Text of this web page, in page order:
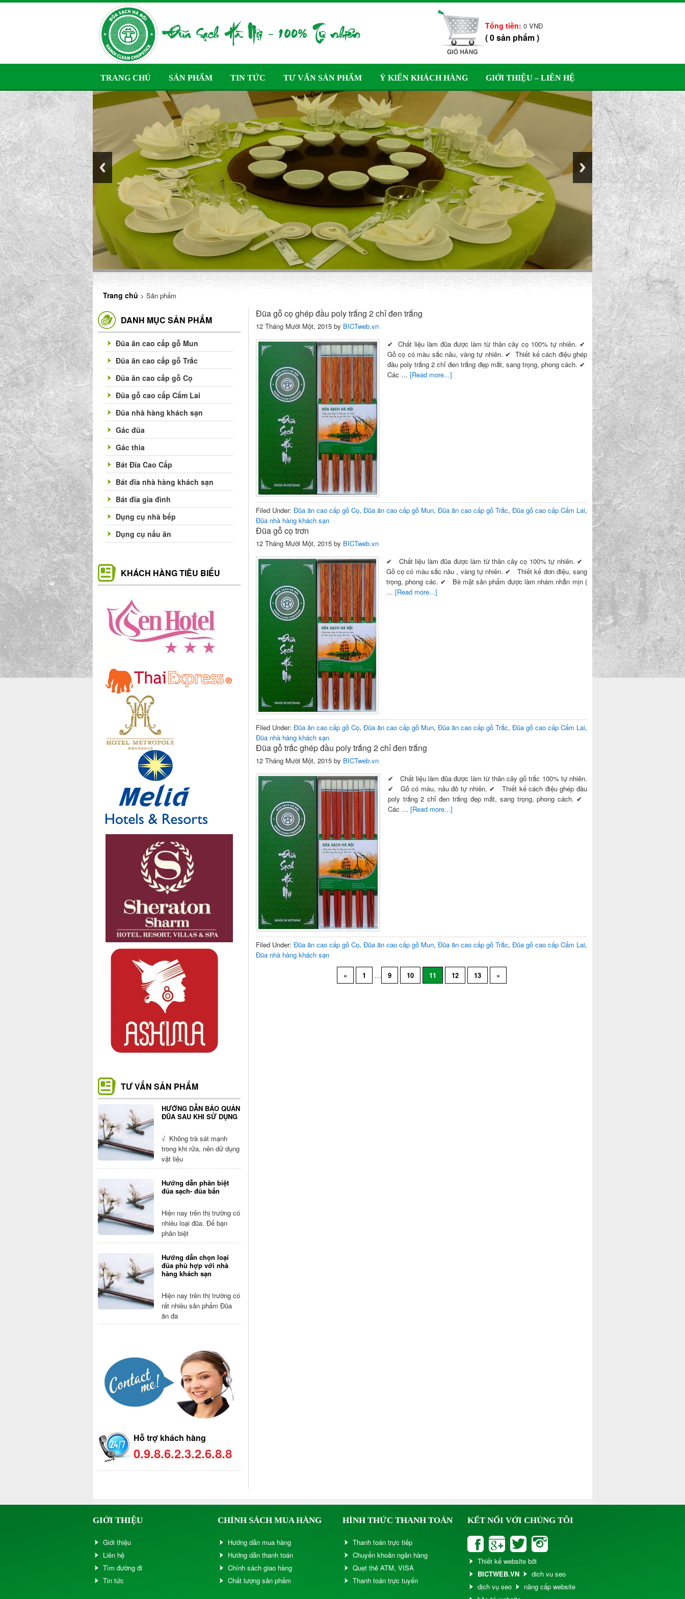
Tổng tiền: 0 VNĐ
(0sản phẩm)
TRANG CHỦ SẢN PHẨM TIN TỨC TƯ VẤN SẢN PHẨM Ý KIẾN KHÁCH HÀNG GIỚI THIỆU – LIÊN HỆ
Trang chủ > Sản phẩm
Đũa gỗ cọ ghép đầu poly trắng 2 chỉ đen trắng
12 Tháng Mười Một, 2015 by BICTweb.vn
✔ Chất liệu làm đũa được làm từ thân cây cọ 100% tự nhiên. ✔
Gỗ cọ có màu sắc nâu, vàng tự nhiên. ✔ Thiết kế cách điệu ghép
đầu poly trắng 2 chỉ đen trắng đẹp mắt, sang trọng, phong cách. ✔
Các … [Read more...]
Filed Under: Đũa ăn cao cấp gỗ Cọ, Đũa ăn cao cấp gỗ Mun, Đũa ăn cao cấp gỗ Trắc, Đũa gỗ cao cấp Cẩm Lai,
Đũa nhà hàng khách sạn
Đũa gỗ cọ trơn
12 Tháng Mười Một, 2015 by BICTweb.vn
✔ Chất liệu làm đũa được làm từ thân cây cọ 100% tự nhiên. ✔
Gỗ cọ có màu sắc nâu , vàng tự nhiên. ✔ Thiết kế đơn điệu, sang
trọng, phong các. ✔ Bề mặt sản phẩm được làm nhám nhẵn mịn (
… [Read more...]
Filed Under: Đũa ăn cao cấp gỗ Cọ, Đũa ăn cao cấp gỗ Mun, Đũa ăn cao cấp gỗ Trắc, Đũa gỗ cao cấp Cẩm Lai,
Đũa nhà hàng khách sạn
Đũa gỗ trắc ghép đầu poly trắng 2 chỉ đen trắng
12 Tháng Mười Một, 2015 by BICTweb.vn
✔ Chất liệu làm đũa được làm từ thân cây gỗ trắc 100% tự nhiên.
✔ Gỗ có màu, nâu đỏ tự nhiên. ✔ Thiết kế cách điệu ghép đầu
poly trắng 2 chỉ đen trắng đẹp mắt, sang trọng, phong cách. ✔
Các … [Read more...]
Filed Under: Đũa ăn cao cấp gỗ Cọ, Đũa ăn cao cấp gỗ Mun, Đũa ăn cao cấp gỗ Trắc, Đũa gỗ cao cấp Cẩm Lai,
Đũa nhà hàng khách sạn
« 1 … 9 10 11 12 13 »
DANH MỤC SẢN PHẨM
Đũa ăn cao cấp gỗ Mun
Đũa ăn cao cấp gỗ Trắc
Đũa ăn cao cấp gỗ Cọ
Đũa gỗ cao cấp Cẩm Lai
Đũa nhà hàng khách sạn
Gác đũa
Gác thìa
Bát Đĩa Cao Cấp
Bát đĩa nhà hàng khách sạn
Bát đĩa gia đình
Dụng cụ nhà bếp
Dụng cụ nấu ăn
KHÁCH HÀNG TIÊU BIỂU
TƯ VẤN SẢN PHẨM
HƯỚNG DẪN BẢO QUẢN
ĐŨA SAU KHI SỬ DỤNG
√ Không trà sát mạnh
trong khi rửa, nên dử dụng
vật liệu
Hướng dẫn phân biệt
đũa sạch- đũa bẩn
Hiện nay trên thị trường có
nhiều loại đũa. Để bạn
phân biệt
Hướng dẫn chọn loại
đũa phù hợp với nhà
hàng khách sạn
Hiện nay trên thị trường có
rất nhiều sản phẩm Đũa
ăn đa
Hỗ trợ khách hàng
0.9.8.6.2.3.2.6.8.8
GIỚI THIỆU
Giới thiệu
Liên hệ
Tìm đường đi
Tin tức
CHÍNH SÁCH MUA HÀNG
Hướng dẫn mua hàng
Hướng dẫn thanh toán
Chính sách giao hàng
Chất lượng sản phẩm
HÌNH THỨC THANH TOÁN
Thanh toán trực tiếp
Chuyển khoản ngân hàng
Quẹt thẻ ATM, VISA
Thanh toán trực tuyến
KẾT NỐI VỚI CHÚNG TÔI
Thiết kế website bởi
BICTWEB.VN
dich vu seo
dịch vụ seo
nâng cấp website